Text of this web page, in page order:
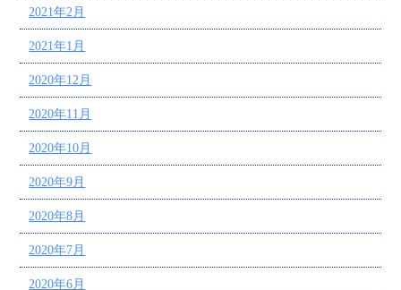
2021年2月
2021年1月
2020年12月
2020年11月
2020年10月
2020年9月
2020年8月
2020年7月
2020年6月